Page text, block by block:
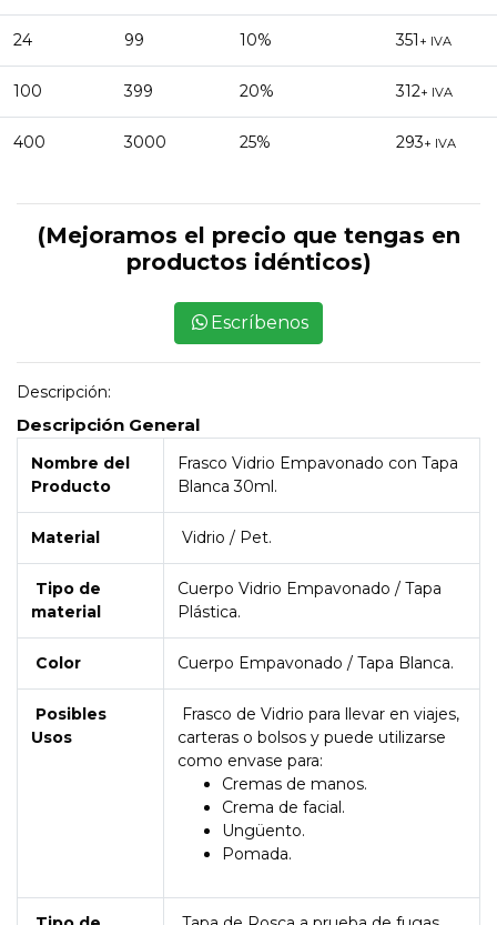
24 99 10% 351 + IVA
100 399 20% 312+ IVA
400 3000 25% 293+ IVA
(Mejoramos el precio que tengas en
productos idénticos)
Escríbenos
Descripción:
Descripción General
Nombre del
Producto
Frasco Vidrio Empavonado con Tapa
Blanca 30ml.
Material Vidrio / Pet.
Tipo de
material
Cuerpo Vidrio Empavonado / Tapa
Plástica.
Color Cuerpo Empavonado / Tapa Blanca.
Posibles
Usos
Frasco de Vidrio para llevar en viajes,
carteras o bolsos y puede utilizarse
como envase para:
Cremas de manos.
Crema de facial.
Ungüento.
Pomada.